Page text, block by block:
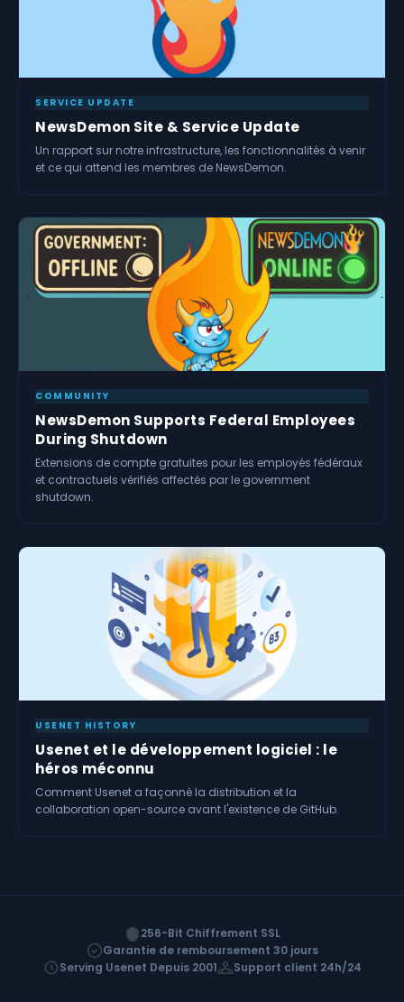
SERVICE UPDATE
NewsDemon Site & Service Update
Un rapport sur notre infrastructure, les fonctionnalités à venir
et ce qui attend les membres de NewsDemon.
COMMUNITY
NewsDemon Supports Federal Employees
During Shutdown
Extensions de compte gratuites pour les employés fédéraux
et contractuels vérifiés affectés par le government
shutdown.
USENET HISTORY
Usenet et le développement logiciel : le
héros méconnu
Comment Usenet a façonné la distribution et la
collaboration open-source avant l'existence de GitHub.
256-Bit Chiffrement SSL
Garantie de remboursement 30 jours
Serving Usenet Depuis 2001
Support client 24h/24